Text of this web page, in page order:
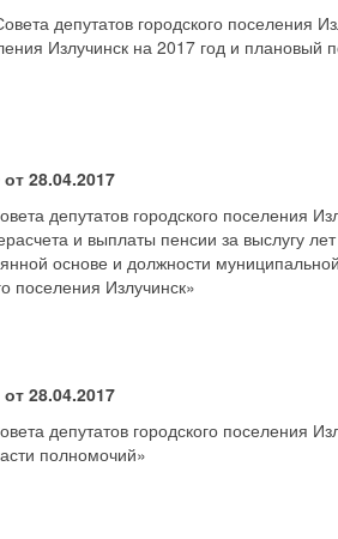
депутатов городского поселения
Излучинск на 2017 год и плановый
28.04.2017
депутатов городского поселения
и выплаты пенсии за выслугу
основе и должности
поселения Излучинск»
28.04.2017
депутатов городского поселения
полномочий»